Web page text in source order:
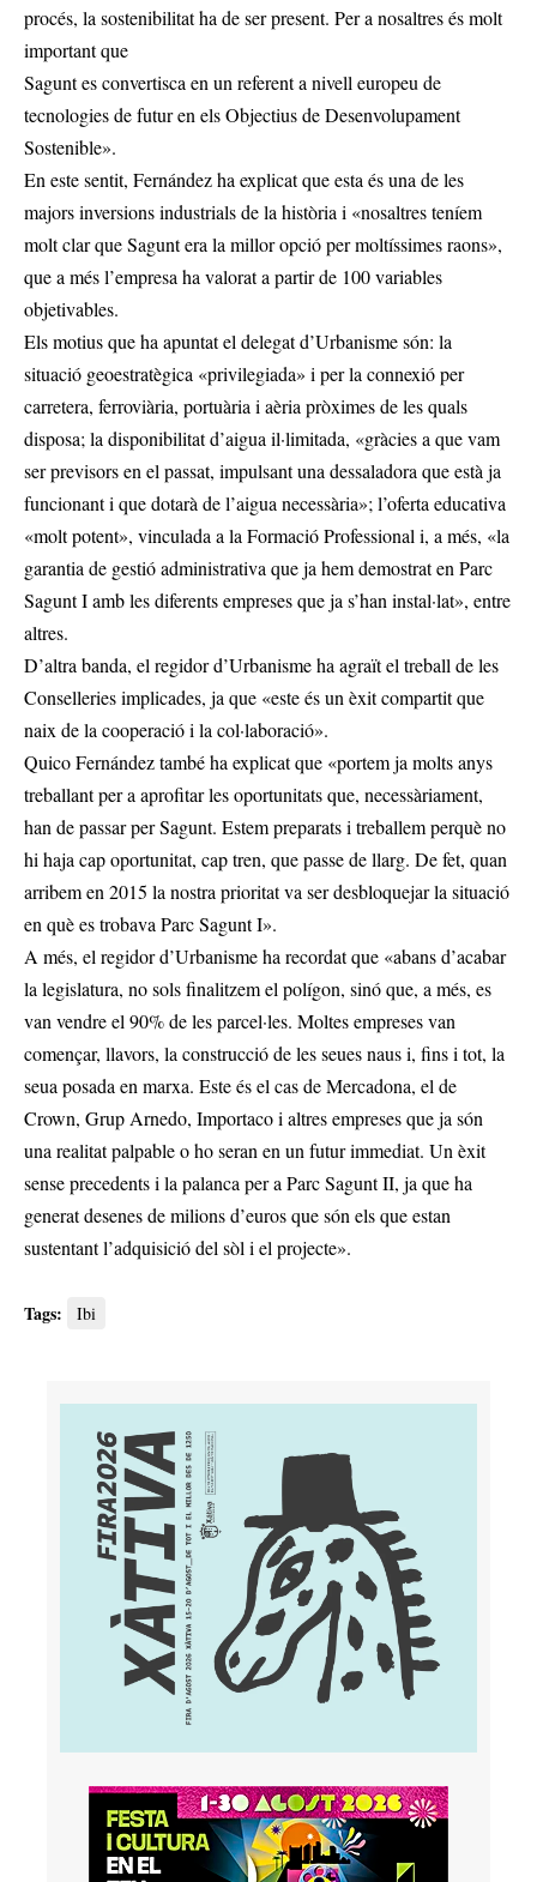
procés, la sostenibilitat ha de ser present. Per a nosaltres és molt
important que
Sagunt es convertisca en un referent a nivell europeu de
tecnologies de futur en els Objectius de Desenvolupament
Sostenible».
En este sentit, Fernández ha explicat que esta és una de les
majors inversions industrials de la història i «nosaltres teníem
molt clar que Sagunt era la millor opció per moltíssimes raons»,
que a més l’empresa ha valorat a partir de 100 variables
objetivables.
Els motius que ha apuntat el delegat d’Urbanisme són: la
situació geoestratègica «privilegiada» i per la connexió per
carretera, ferroviària, portuària i aèria pròximes de les quals
disposa; la disponibilitat d’aigua il·limitada, «gràcies a que vam
ser previsors en el passat, impulsant una dessaladora que està ja
funcionant i que dotarà de l’aigua necessària»; l’oferta educativa
«molt potent», vinculada a la Formació Professional i, a més, «la
garantia de gestió administrativa que ja hem demostrat en Parc
Sagunt I amb les diferents empreses que ja s’han instal·lat», entre
altres.
D’altra banda, el regidor d’Urbanisme ha agraït el treball de les
Conselleries implicades, ja que «este és un èxit compartit que
naix de la cooperació i la col·laboració».
Quico Fernández també ha explicat que «portem ja molts anys
treballant per a aprofitar les oportunitats que, necessàriament,
han de passar per Sagunt. Estem preparats i treballem perquè no
hi haja cap oportunitat, cap tren, que passe de llarg. De fet, quan
arribem en 2015 la nostra prioritat va ser desbloquejar la situació
en què es trobava Parc Sagunt I».
A més, el regidor d’Urbanisme ha recordat que «abans d’acabar
la legislatura, no sols finalitzem el polígon, sinó que, a més, es
van vendre el 90% de les parcel·les. Moltes empreses van
començar, llavors, la construcció de les seues naus i, fins i tot, la
seua posada en marxa. Este és el cas de Mercadona, el de
Crown, Grup Arnedo, Importaco i altres empreses que ja són
una realitat palpable o ho seran en un futur immediat. Un èxit
sense precedents i la palanca per a Parc Sagunt II, ja que ha
generat desenes de milions d’euros que són els que estan
sustentant l’adquisició del sòl i el projecte».
Tags: Ibi